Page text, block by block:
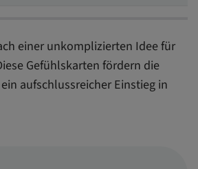
einer unkomplizierten Idee für
Gefühlskarten fördern die
aufschlussreicher Einstieg in